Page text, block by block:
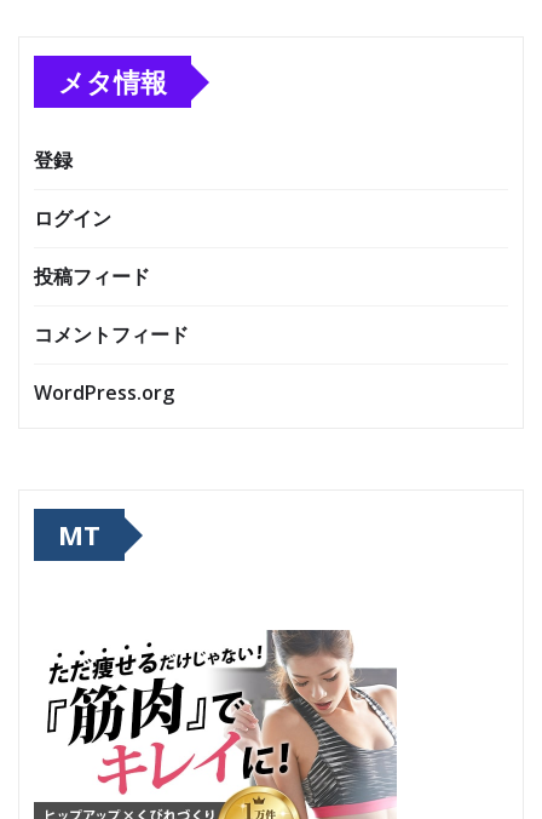
メタ情報
登録
ログイン
投稿フィード
コメントフィード
WordPress.org
MT